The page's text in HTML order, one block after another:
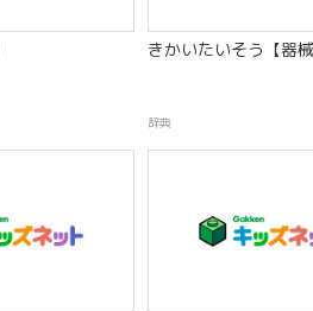
きかいたいそう【器械
辞典